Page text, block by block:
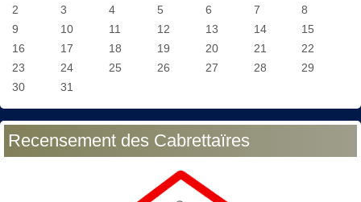
2
3 4 5 6 7
8
9
10 11 12 13 14
15
16
17 18 19 20 21
22
23
24 25 26 27 28
29
30
31
Recensement des Cabrettaïres